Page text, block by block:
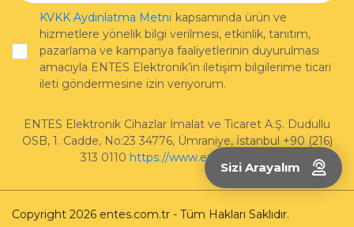
KVKK Aydınlatma Metni kapsamında ürün ve
hizmetlere yönelik bilgi verilmesi, etkinlik, tanıtım,
pazarlama ve kampanya faaliyetlerinin duyurulması
amacıyla ENTES Elektronik’in iletişim bilgilerime ticari
ileti göndermesine izin veriyorum.
ENTES Elektronik Cihazlar İmalat ve Ticaret A.Ş. Dudullu
OSB, 1. Cadde, No:23 34776, Ümraniye, İstanbul +90 (216)
313 0110 https://www.entes.com.tr/
Copyright 2026 entes.com.tr - Tüm Hakları Saklıdır.
Sizi Arayalım